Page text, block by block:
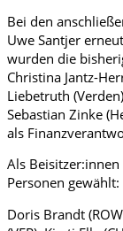
Bei den
Uwe Santjer
wurden die
Christina Jantz-
Liebetruth
Sebastian Zinke
als
Als
Personen gewählt:
Doris Brandt